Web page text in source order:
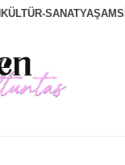
KÜLTÜR-SANATYAŞAM